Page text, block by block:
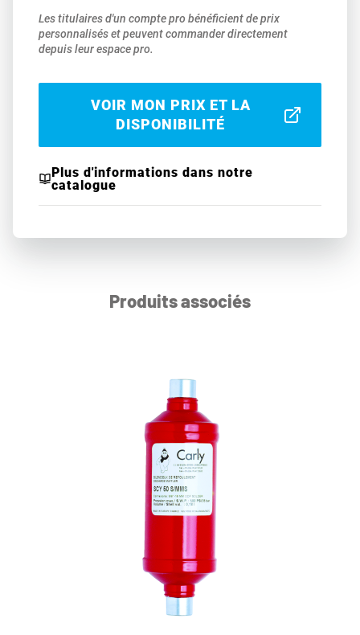
Les titulaires d'un compte pro bénéficient de prix
personnalisés et peuvent commander directement
depuis leur espace pro.
VOIR MON PRIX ET LA
DISPONIBILITÉ
Plus d'informations dans notre
catalogue
Produits associés